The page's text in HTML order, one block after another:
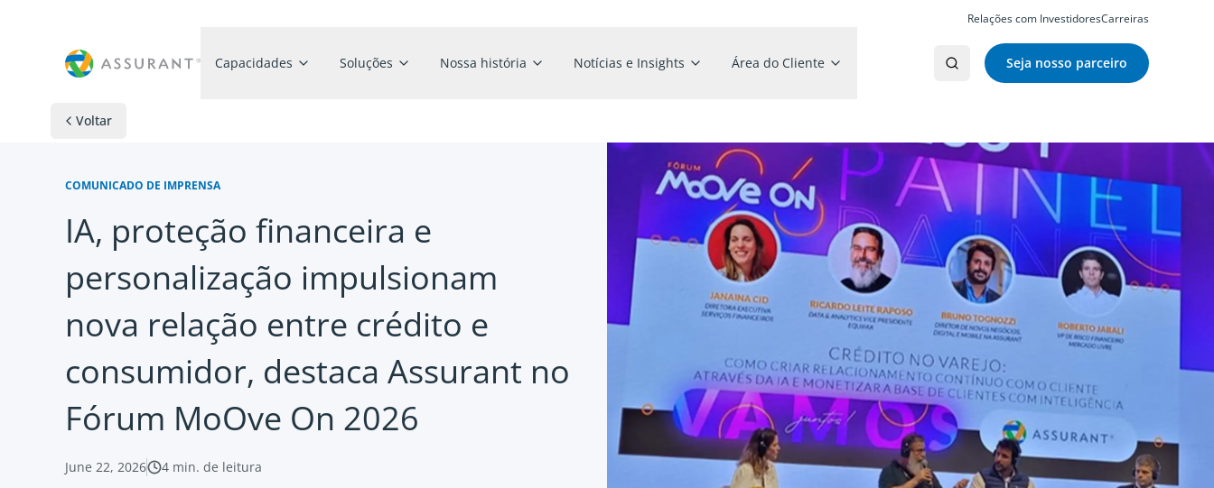
Relações com InvestidoresCarreiras
Capacidades Soluções Nossa história Notícias e Insights Área do Cliente Seja nosso parceiro
Voltar
COMUNICADO DE IMPRENSA
IA, proteção financeira e
personalização impulsionam
nova relação entre crédito e
consumidor, destaca Assurant no
Fórum MoOve On 2026
June 22, 2026 4 min. de leitura